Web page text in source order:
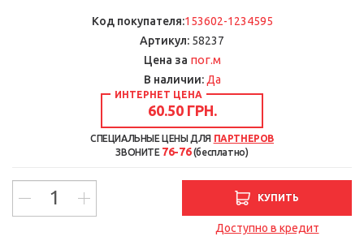
Код покупателя:153602-1234595
Артикул: 58237
Цена за пог.м
В наличии: Да
ИНТЕРНЕТ ЦЕНА
60.50 ГРН.
СПЕЦИАЛЬНЫЕ ЦЕНЫ ДЛЯ ПАРТНЕРОВ
ЗВОНИТЕ 76-76(бесплатно)
КУПИТЬ
Доступно в кредит